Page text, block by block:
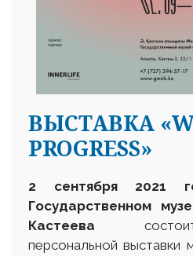
ВЫСТАВКА
PROGRESS»
2 сентября 2021
Государственном
Кастеева
персональной выставки